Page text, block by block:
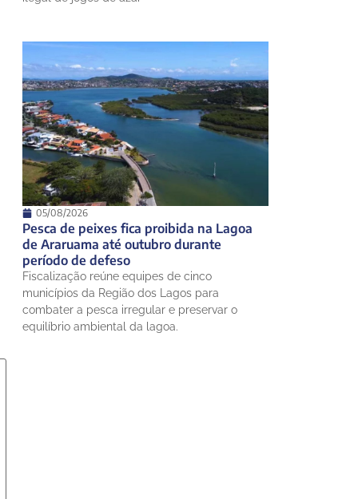
05/08/2026
Pesca de peixes fica proibida na Lagoa
de Araruama até outubro durante
período de defeso
Fiscalização reúne equipes de cinco
municípios da Região dos Lagos para
combater a pesca irregular e preservar o
equilíbrio ambiental da lagoa.